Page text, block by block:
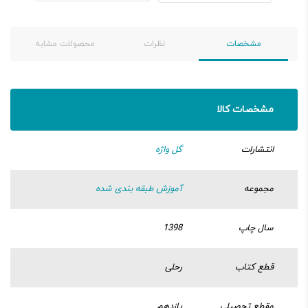
مشخصات نظرات محصولات مشابه
مشخصات کالا
انتشارات گل واژه
مجموعه آموزش طبقه بندی شده
سال چاپ 1398
قطع کتاب رحلی